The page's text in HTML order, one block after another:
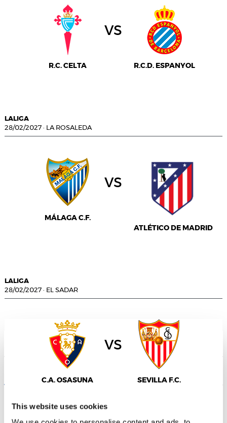
This website uses cookies
R.C. CELTA
vs
R.C.D. ESPANYOL
LALIGA
28/02/2027 · LA ROSALEDA
MÁLAGA C.F.
vs
ATLÉTICO DE MADRID
LALIGA
28/02/2027 · EL SADAR
C.A. OSASUNA
vs
SEVILLA F.C.